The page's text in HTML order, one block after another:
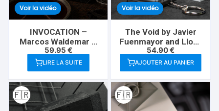
Voir la vidéo
INVOCATION –
Marcos Waldemar &
Invisible Compass
59.95 €
LIRE LA SUITE
Voir la vidéo
The Void by Javier
Fuenmayor and Lloyd
Barnes
54.90€
AJOUTER AU PANIER
🇫🇷 🇫🇷